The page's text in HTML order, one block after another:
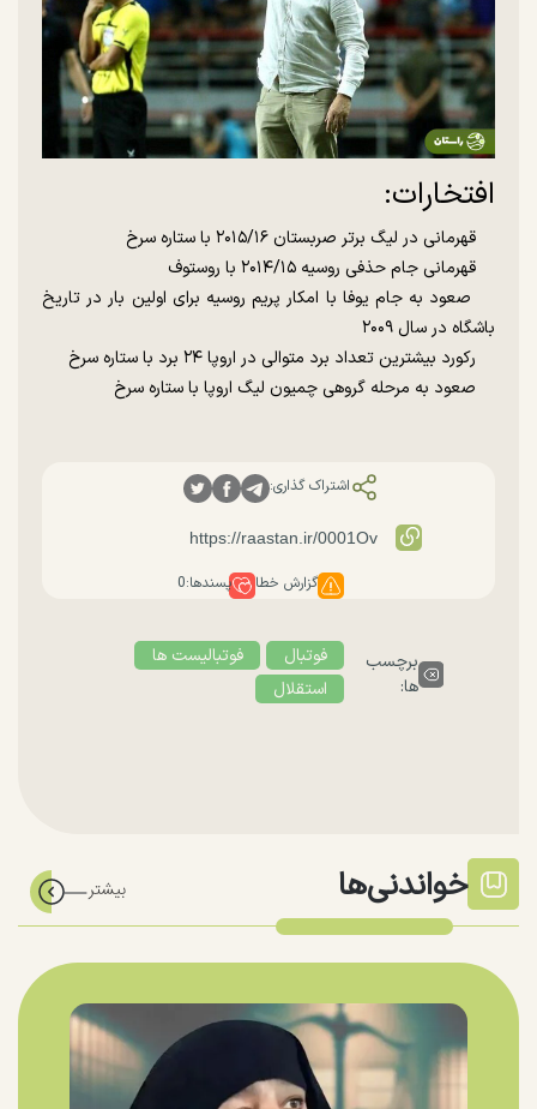
افتخارات:
قهرمانی در لیگ برتر صربستان ۲۰۱۵/۱۶ با ستاره سرخ
قهرمانی جام حذفی روسیه ۲۰۱۴/۱۵ با روستوف
صعود به جام یوفا با امکار پریم روسیه برای اولین بار در تاریخ
باشگاه در سال ۲۰۰۹
رکورد بیشترین تعداد برد متوالی در اروپا ۲۴ برد با ستاره سرخ
صعود به مرحله گروهی چمیون لیگ اروپا با ستاره سرخ
اشتراک گذاری:
گزارش خطا پسندها:0
برچسب
ها:
فوتبال
فوتبالیست ها
استقلال
خواندنی‌ها